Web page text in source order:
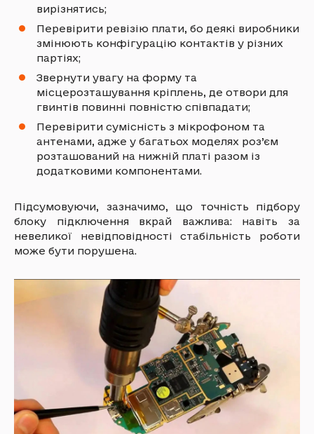
вирізнятись;
Перевірити ревізію плати, бо деякі виробники
змінюють конфігурацію контактів у різних
партіях;
Звернути увагу на форму та
місцерозташування кріплень, де отвори для
гвинтів повинні повністю співпадати;
Перевірити сумісність з мікрофоном та
антенами, адже у багатьох моделях роз’єм
розташований на нижній платі разом із
додатковими компонентами.
Підсумовуючи, зазначимо, що точність підбору
блоку підключення вкрай важлива: навіть за
невеликої невідповідності стабільність роботи
може бути порушена.